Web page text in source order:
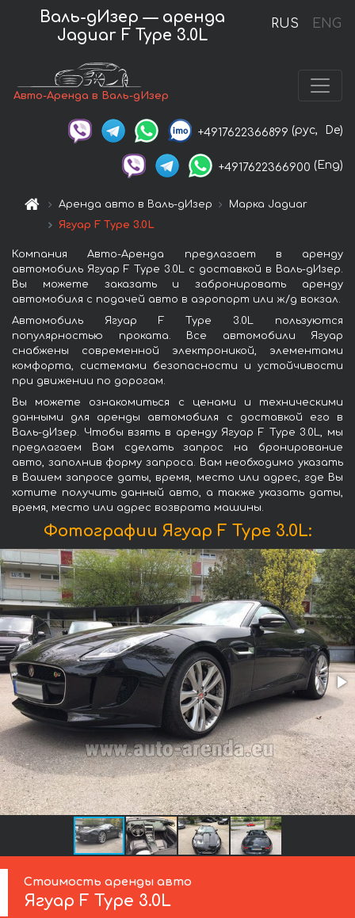
RUS ENG
Валь-дИзер — аренда
Jaguar F Type 3.0L
Авто-Аренда в Валь-дИзер
+4917622366899 (рус, De)
+4917622366900 (Eng)
Аренда авто в Валь-дИзер
Марка Jaguar
Ягуар F Type 3.0L
Компания Авто-Аренда предлагает в аренду
автомобиль Ягуар F Type 3.0L с доставкой в Валь-дИзер.
Вы можете заказать и забронировать аренду
автомобиля с подачей авто в аэропорт или ж/д вокзал.
Автомобиль Ягуар F Type 3.0L пользуются
популярностью проката. Все автомобили Ягуар
снабжены современной электроникой, элементами
комфорта, системами безопасности и устойчивости
при движении по дорогам.
Вы можете ознакомиться с ценами и техническими
данными для аренды автомобиля с доставкой его в
Валь-дИзер. Чтобы взять в аренду Ягуар F Type 3.0L, мы
предлагаем Вам сделать запрос на бронирование
авто, заполнив форму запроса. Вам необходимо указать
в Вашем запросе даты, время, место или адрес, где Вы
хотите получить данный авто, а также указать даты,
время, место или адрес возврата машины.
Фотографии Ягуар F Type 3.0L:
Стоимость аренды авто
Ягуар F Type 3.0L